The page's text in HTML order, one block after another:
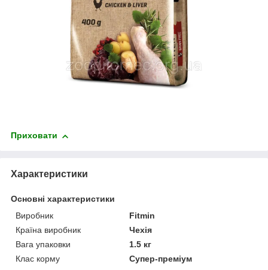
Приховати
Характеристики
Основні характеристики
Виробник
Fitmin
Країна виробник
Чехія
Вага упаковки
1.5 кг
Клас корму
Супер-преміум